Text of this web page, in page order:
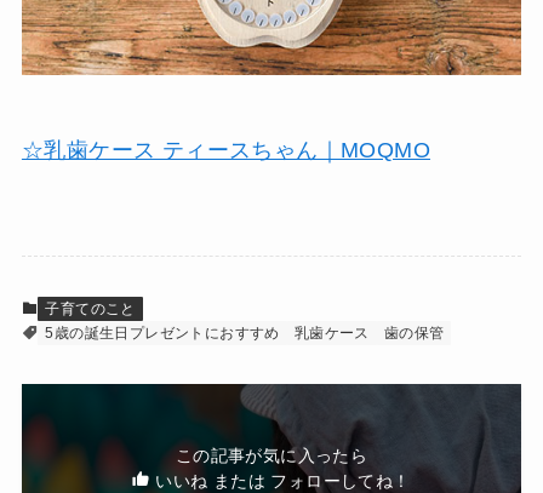
☆乳歯ケース ティースちゃん｜MOQMO
子育てのこと
5歳の誕生日プレゼントにおすすめ
乳歯ケース 歯の保管
この記事が気に入ったら
いいね または フォローしてね！